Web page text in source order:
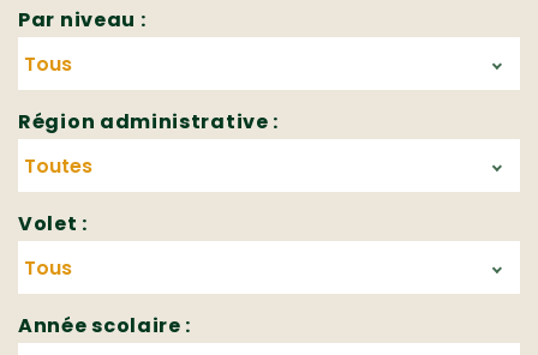
Par niveau :
Région administrative :
Volet :
Année scolaire :